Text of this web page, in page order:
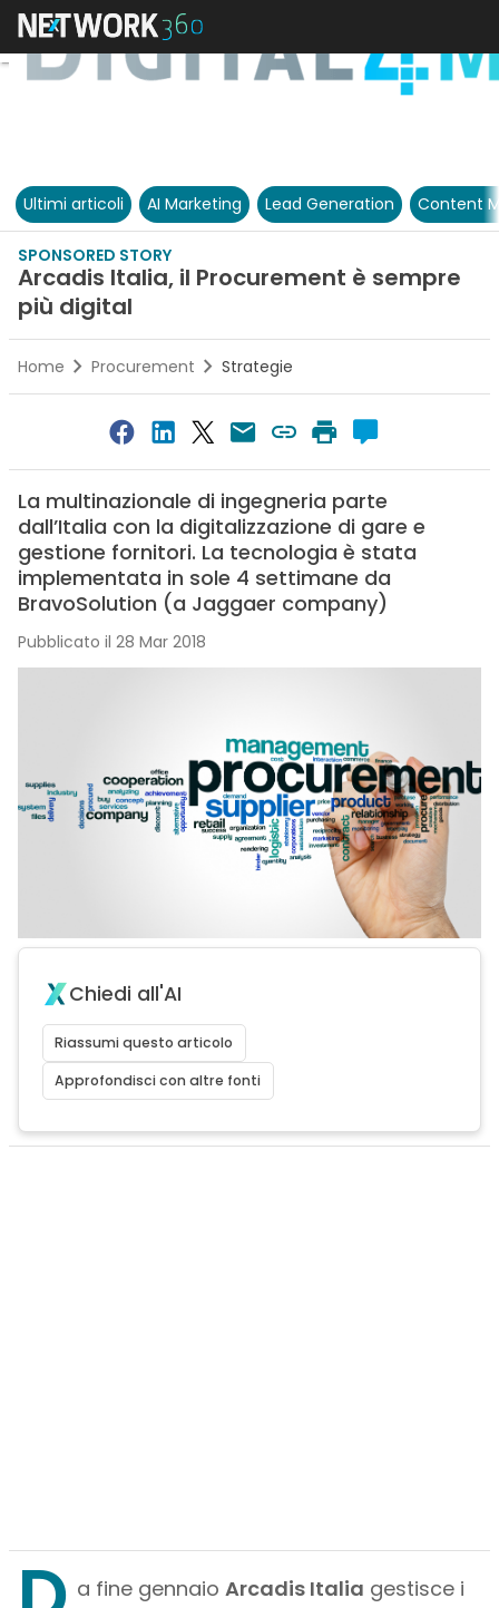
Ultimi articoli AI Marketing Lead Generation Content
SPONSORED STORY
Arcadis Italia, il Procurement è sempre
più digital
Home Procurement Strategie
La multinazionale di ingegneria parte
dall’Italia con la digitalizzazione di gare e
gestione fornitori. La tecnologia è stata
implementata in sole 4 settimane da
BravoSolution (a Jaggaer company)
Pubblicato il 28 Mar 2018
Chiedi all'AI
Riassumi questo articolo
Approfondisci con altre fonti
a fine gennaio Arcadis Italia gestisce i